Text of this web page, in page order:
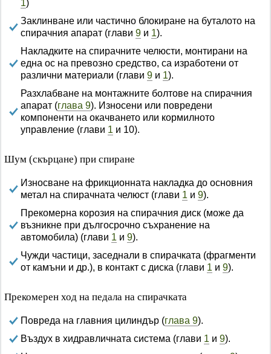
1)
Заклинване или частично блокиране на буталото на
спирачния апарат (глави 9 и 1).
Накладките на спирачните челюсти, монтирани на
една ос на превозно средство, са изработени от
различни материали (глави 9 и 1).
Разхлабване на монтажните болтове на спирачния
апарат (глава 9). Износени или повредени
компоненти на окачването или кормилното
управление (глави 1 и 10).
Шум (скърцане) при спиране
Износване на фрикционната накладка до основния
метал на спирачната челюст (глави 1 и 9).
Прекомерна корозия на спирачния диск (може да
възникне при дългосрочно съхранение на
автомобила) (глави 1 и 9).
Чужди частици, заседнали в спирачката (фрагменти
от камъни и др.), в контакт с диска (глави 1 и 9).
Прекомерен ход на педала на спирачката
Повреда на главния цилиндър (глава 9).
Въздух в хидравличната система (глави 1 и 9).